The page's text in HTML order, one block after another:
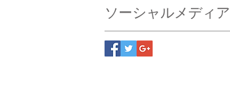
ソーシャルメディア